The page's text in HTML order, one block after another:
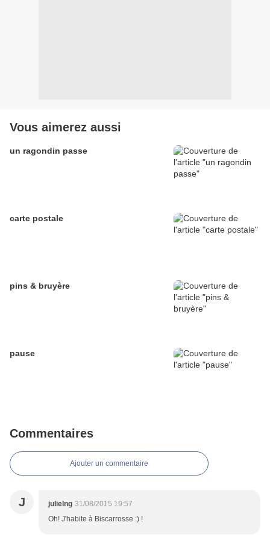
Vous aimerez aussi
un ragondin passe
carte postale
pins & bruyère
pause
Commentaires
Ajouter un commentaire
J julielng 31/08/2015 19:57
Oh! J'habite à Biscarrosse :) !